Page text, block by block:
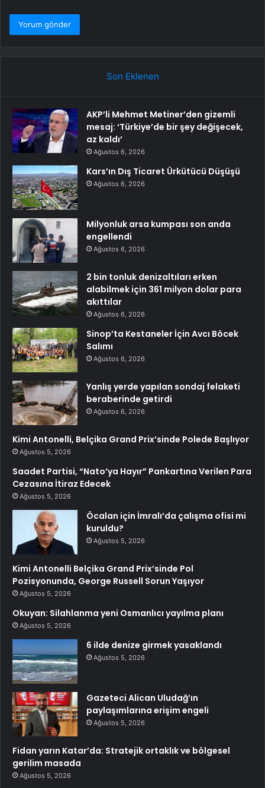
Son Eklenen
AKP’li Mehmet Metiner’den gizemli
mesaj: ‘Türkiye’de bir şey değişecek,
az kaldı’
Ağustos 6, 2026
Kars’ın Dış Ticaret Ürkütücü Düşüşü
Ağustos 6, 2026
Milyonluk arsa kumpası son anda
engellendi
Ağustos 6, 2026
2 bin tonluk denizaltıları erken
alabilmek için 361 milyon dolar para
akıttılar
Ağustos 6, 2026
Sinop’ta Kestaneler İçin Avcı Böcek
Salımı
Ağustos 6, 2026
Yanlış yerde yapılan sondaj felaketi
beraberinde getirdi
Ağustos 6, 2026
Kimi Antonelli, Belçika Grand Prix’sinde Polede Başlıyor
Ağustos 5, 2026
Saadet Partisi, “Nato’ya Hayır” Pankartına Verilen Para
Cezasına İtiraz Edecek
Ağustos 5, 2026
Öcalan için İmralı’da çalışma ofisi mi
kuruldu?
Ağustos 5, 2026
Kimi Antonelli Belçika Grand Prix’sinde Pol
Pozisyonunda, George Russell Sorun Yaşıyor
Ağustos 5, 2026
Okuyan: Silahlanma yeni Osmanlıcı yayılma planı
Ağustos 5, 2026
6 ilde denize girmek yasaklandı
Ağustos 5, 2026
Gazeteci Alican Uludağ’ın
paylaşımlarına erişim engeli
Ağustos 5, 2026
Fidan yarın Katar’da: Stratejik ortaklık ve bölgesel
gerilim masada
Ağustos 5, 2026